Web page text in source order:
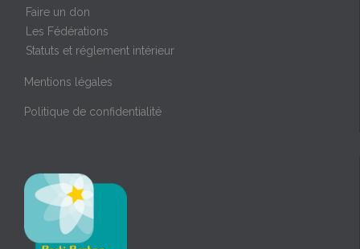
Faire un don
Les Fédérations
Statuts et réglement intérieur
Mentions légales
Politique de confidentialité